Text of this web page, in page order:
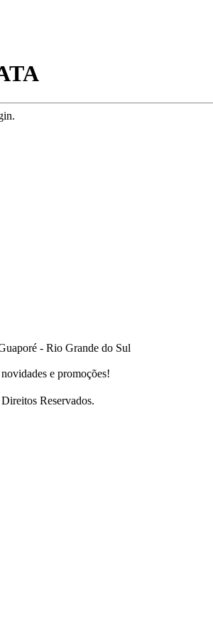
- Rio Grande do Sul
e promoções!
Reservados.